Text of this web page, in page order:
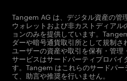
Tangem AG は、デジタル資産の管
ウォレットおよび非カストディア
ョンのみを提供しています。
ダーや暗号通貨取引所として規制
ユーザーの資産や取引を保有・管理
サービスはサードパーティプロバイ
す。Tangem はこれらのサードパ
て、助言や推奨を行いません。